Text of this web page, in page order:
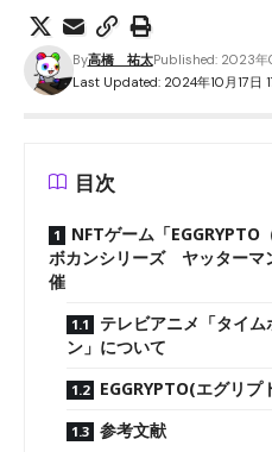
Last Updated: 2024年10月17日
By高橋 祐太Published: 2023年
目次
NFTゲーム「EGGRYPTO
ボカンシリーズ ヤッターマ
催
テレビアニメ「タイ
ン」について
EGGRYPTO(エグリプ
参考文献